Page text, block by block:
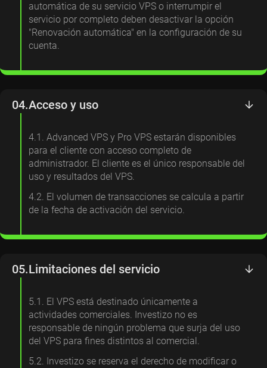
automática de su servicio VPS o interrumpir el
servicio por completo deben desactivar la opción
"Renovación automática" en la configuración de su
cuenta.
04.Acceso y uso
4.1. Advanced VPS y Pro VPS estarán disponibles
para el cliente con acceso completo de
administrador. El cliente es el único responsable del
uso y resultados del VPS.
4.2. El volumen de transacciones se calcula a partir
de la fecha de activación del servicio.
05.Limitaciones del servicio
5.1. El VPS está destinado únicamente a
actividades comerciales. Investizo no es
responsable de ningún problema que surja del uso
del VPS para fines distintos al comercial.
5.2. Investizo se reserva el derecho de modificar o